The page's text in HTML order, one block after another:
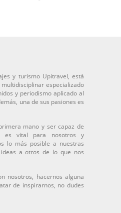
y turismo Upitravel, está
especializado
y periodismo aplicado al
una de sus pasiones es
mano y ser capaz de
es vital para nosotros y
lo más posible a nuestras
a otros de lo que nos
nosotros, hacernos alguna
de inspirarnos, no dudes